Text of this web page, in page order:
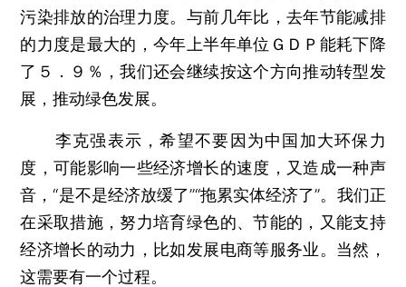
污染排放的治理力度。与前几年比，去年节能减排
的力度是最大的，今年上半年单位ＧＤＰ能耗下降
了５．９％，我们还会继续按这个方向推动转型发
展，推动绿色发展。
李克强表示，希望不要因为中国加大环保力
度，可能影响一些经济增长的速度，又造成一种声
音，“是不是经济放缓了”“拖累实体经济了”。我们正
在采取措施，努力培育绿色的、节能的，又能支持
经济增长的动力，比如发展电商等服务业。当然，
这需要有一个过程。